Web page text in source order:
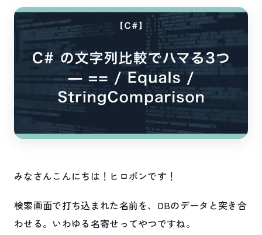
みなさんこんにちは！ヒロポンです！
検索画面で打ち込まれた名前を、DBのデータと突き合
わせる。いわゆる名寄せってやつですね。